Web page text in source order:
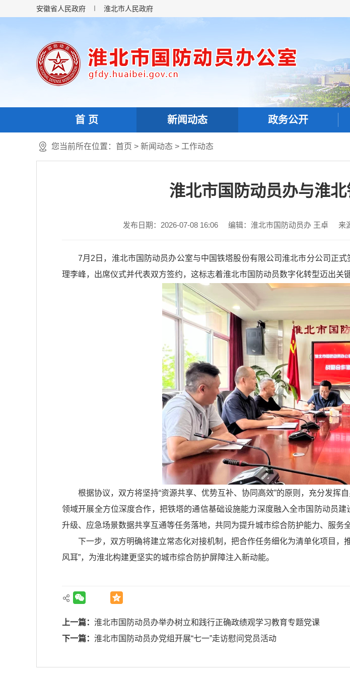
安徽省人民政府 淮北市人民政府
首 页 新闻动态 政务公开
您当前所在位置： 首页 > 新闻动态 > 工作动态
淮北市国防动员办与淮
发布日期：2026-07-08 16:06 编辑：淮北市国防动员办 王卓 来
7月2日，淮北市国防动员办公室与中国铁塔股份有限公司淮北市分公司正
理李峰，出席仪式并代表双方签约，这标志着淮北市国防动员数字化转型迈出关键
根据协议，双方将坚持“资源共享、优势互补、协同高效”的原则，充分发
领域开展全方位深度合作，把铁塔的通信基础设施能力深度融入全市国防动员
升级、应急场景数据共享互通等任务落地，共同为提升城市综合防护能力、服务
下一步，双方明确将建立常态化对接机制，把合作任务细化为清单化项目，
风耳”，为淮北构建更坚实的城市综合防护屏障注入新动能。
上一篇： 淮北市国防动员办举办树立和践行正确政绩观学习教育专题党课
下一篇： 淮北市国防动员办党组开展“七一”走访慰问党员活动